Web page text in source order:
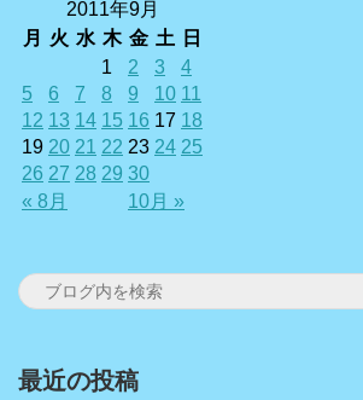
2011年9月
月
火 水 木 金 土 日
« 8月 10月 »
1 2 3
4
5
6 7 8 9 10 11
12 13 14 15 16 17 18
19 20 21 22 23 24 25
26 27 28 29 30
最近の投稿